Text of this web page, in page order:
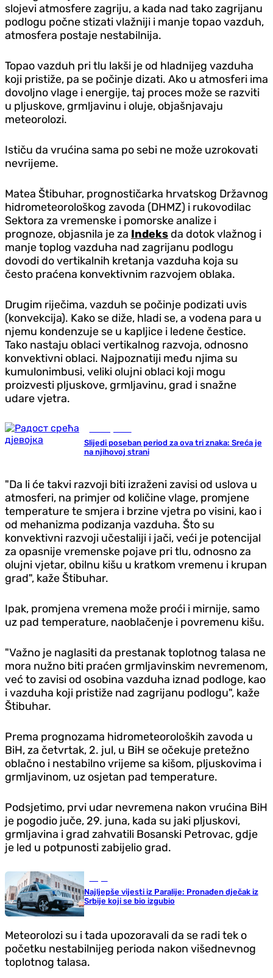
slojevi atmosfere zagriju, a kada nad tako zagrijanu
podlogu počne stizati vlažniji i manje topao vazduh,
atmosfera postaje nestabilnija.
Topao vazduh pri tlu lakši je od hladnijeg vazduha
koji pristiže, pa se počinje dizati. Ako u atmosferi ima
dovoljno vlage i energije, taj proces može se razviti
u pljuskove, grmljavinu i oluje, objašnjavaju
meteorolozi.
Ističu da vrućina sama po sebi ne može uzrokovati
nevrijeme.
Matea Štibuhar, prognostičarka hrvatskog Državnog
hidrometeorološkog zavoda (DHMZ) i rukovodilac
Sektora za vremenske i pomorske analize i
prognoze, objasnila je za Indeks da dotok vlažnog i
manje toplog vazduha nad zagrijanu podlogu
dovodi do vertikalnih kretanja vazduha koja su
često praćena konvektivnim razvojem oblaka.
Drugim riječima, vazduh se počinje podizati uvis
(konvekcija). Kako se diže, hladi se, a vodena para u
njemu kondenzuje se u kapljice i ledene čestice.
Tako nastaju oblaci vertikalnog razvoja, odnosno
konvektivni oblaci. Najpoznatiji među njima su
kumulonimbusi, veliki olujni oblaci koji mogu
proizvesti pljuskove, grmljavinu, grad i snažne
udare vjetra.
Slijedi poseban period za ova tri znaka: Sreća je
na njihovoj strani
"Da li će takvi razvoji biti izraženi zavisi od uslova u
atmosferi, na primjer od količine vlage, promjene
temperature te smjera i brzine vjetra po visini, kao i
od mehanizma podizanja vazduha. Što su
konvektivni razvoji učestaliji i jači, veći je potencijal
za opasnije vremenske pojave pri tlu, odnosno za
olujni vjetar, obilnu kišu u kratkom vremenu i krupan
grad", kaže Štibuhar.
Ipak, promjena vremena može proći i mirnije, samo
uz pad temperature, naoblačenje i povremenu kišu.
"Važno je naglasiti da prestanak toplotnog talasa ne
mora nužno biti praćen grmljavinskim nevremenom,
već to zavisi od osobina vazduha iznad podloge, kao
i vazduha koji pristiže nad zagrijanu podlogu", kaže
Štibuhar.
Prema prognozama hidrometeoroloških zavoda u
BiH, za četvrtak, 2. jul, u BiH se očekuje pretežno
oblačno i nestabilno vrijeme sa kišom, pljuskovima i
grmljavinom, uz osjetan pad temperature.
Podsjetimo, prvi udar nevremena nakon vrućina BiH
je pogodio juče, 29. juna, kada su jaki pljuskovi,
grmljavina i grad zahvatili Bosanski Petrovac, gd‌je
je led u potpunosti zabijelio grad.
Najljepše vijesti iz Paralije: Pronađen dječak iz
Srbije koji se bio izgubio
Meteorolozi su i tada upozoravali da se radi tek o
početku nestabilnijeg perioda nakon višednevnog
toplotnog talasa.